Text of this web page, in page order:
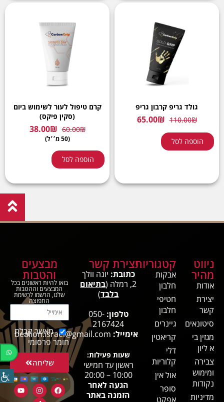
גולד גריפ קרבון גריפ
110.00₪
65.00₪
הוספה לסל
קרם טיפול לעור לשימוש ביום
(סקין פיקס)
60.00₪
38.00₪
(50 מ׳׳ל)
הוספה לסל
ניווט
מהיר
אודות
יצירת
קשר
סיטונאים
מגזין בי
א ליון
צבירה
ומימוש
נקודות
מדיניות
קטגוריות
אבקות
חלבון
חטיפי
חלבון
גיינרים
קריאטין
דלי
קלוריות
אול אין
סופר
אפקט
יצירת קשר
כתובת: יונה וולך
2, רמלה (
בתיאום
בלבד)
טלפון: 050-
2167424
אימייל: bealion.israel@gmail.com
שעות פעילות:
ראשון עד חמישי
10:00 – 20:00
הגעה לאחר
הזמנה באתר
מבצעים
והטבות
בואו להיות ראשונים בכל
המבצעים וההטבות
שלנו, הרשמו לרשימת
התפוצה
מאשר קבלת
חומר פרסומי
שליחה